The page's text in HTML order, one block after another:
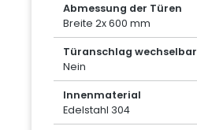
Abmessung der Türen
Breite 2x 600 mm
Türanschlag wechselbar
Nein
Innenmaterial
Edelstahl 304